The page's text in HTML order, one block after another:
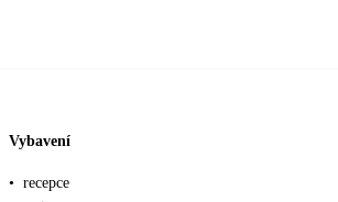
Vybavení
• recepce